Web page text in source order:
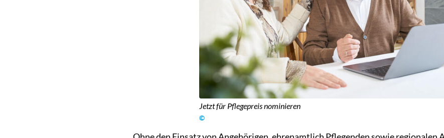
Jetzt für Pflegepreis nominieren
©